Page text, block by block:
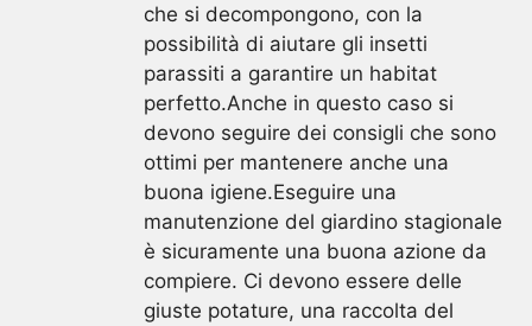
che si decompongono, con la
possibilità di aiutare gli insetti
parassiti a garantire un habitat
perfetto.Anche in questo caso si
devono seguire dei consigli che sono
ottimi per mantenere anche una
buona igiene.Eseguire una
manutenzione del giardino stagionale
è sicuramente una buona azione da
compiere. Ci devono essere delle
giuste potature, una raccolta del